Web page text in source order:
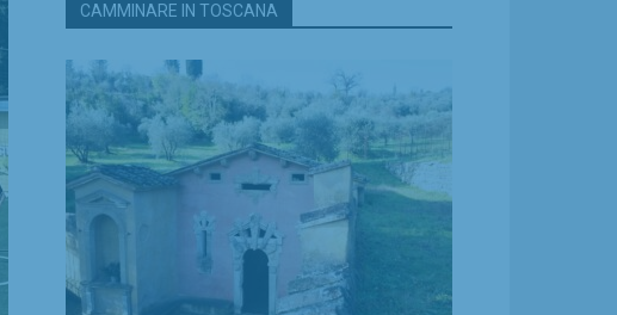
CAMMINARE IN TOSCANA